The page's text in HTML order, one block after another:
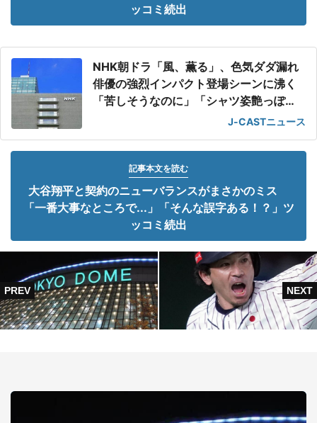
ッコミ続出
NHK朝ドラ「風、薫る」、色気ダダ漏れ
俳優の強烈インパクト登場シーンに沸く
「苦しそうなのに」「シャツ姿艶っぽ
J-CASTニュース
記事本文を読む
大谷翔平と契約のニューバランスがまさかのミス
「一番大事なところで...」「そんな誤字ある！？」ツ
ッコミ続出